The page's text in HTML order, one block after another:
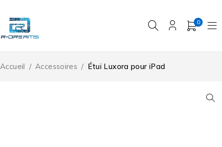
0
Accueil / Accessoires / Étui Luxora pour iPad